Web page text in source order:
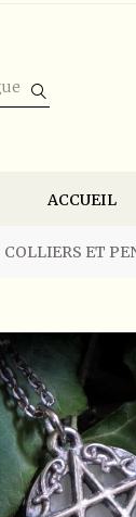
ACCUEIL
COLLIERS ET